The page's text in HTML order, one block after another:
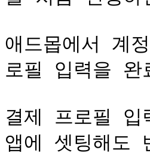
애드몹에서 계
로필 입력을
결제 프로필
앱에 셋팅해도